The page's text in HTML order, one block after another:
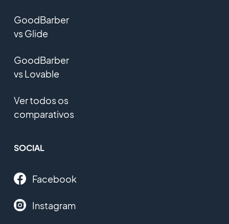
GoodBarber
vs Glide
GoodBarber
vs Lovable
Ver todos os
comparativos
SOCIAL
Facebook
Instagram